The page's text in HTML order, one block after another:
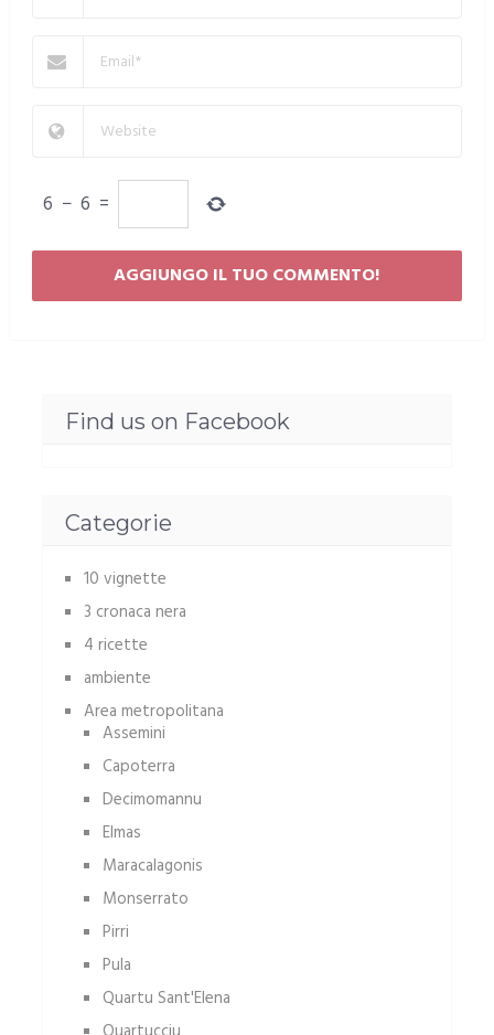
6 − 6 =
Find us on Facebook
Categorie
10 vignette
3 cronaca nera
4 ricette
ambiente
Area metropolitana
Assemini
Capoterra
Decimomannu
Elmas
Maracalagonis
Monserrato
Pirri
Pula
Quartu Sant'Elena